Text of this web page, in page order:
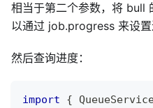
相当于第二个参数，将 bull
以通过 job.progress 来设置
然后查询进度：
import {